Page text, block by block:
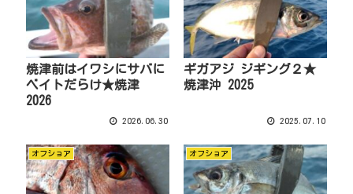
焼津前はイワシにサバに
ベイトだらけ★焼津
2026
2026.06.30
ギガアジ ジギング２★
焼津沖 2025
2025.07.10
オフショア オフショア